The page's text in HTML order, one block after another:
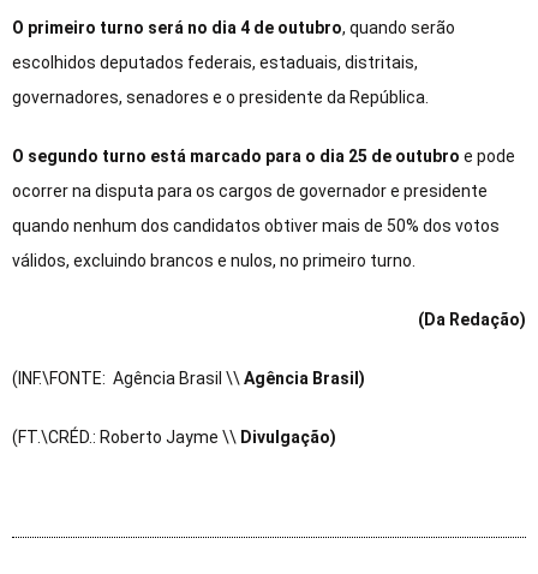
O primeiro turno será no dia 4 de outubro, quando serão
escolhidos deputados federais, estaduais, distritais,
governadores, senadores e o presidente da República.
O segundo turno está marcado para o dia 25 de outubro e pode
ocorrer na disputa para os cargos de governador e presidente
quando nenhum dos candidatos obtiver mais de 50% dos votos
válidos, excluindo brancos e nulos, no primeiro turno.
(Da Redação)
(INF.\FONTE: Agência Brasil \\Agência Brasil)
(FT.\CRÉD.: Roberto Jayme \\ Divulgação)